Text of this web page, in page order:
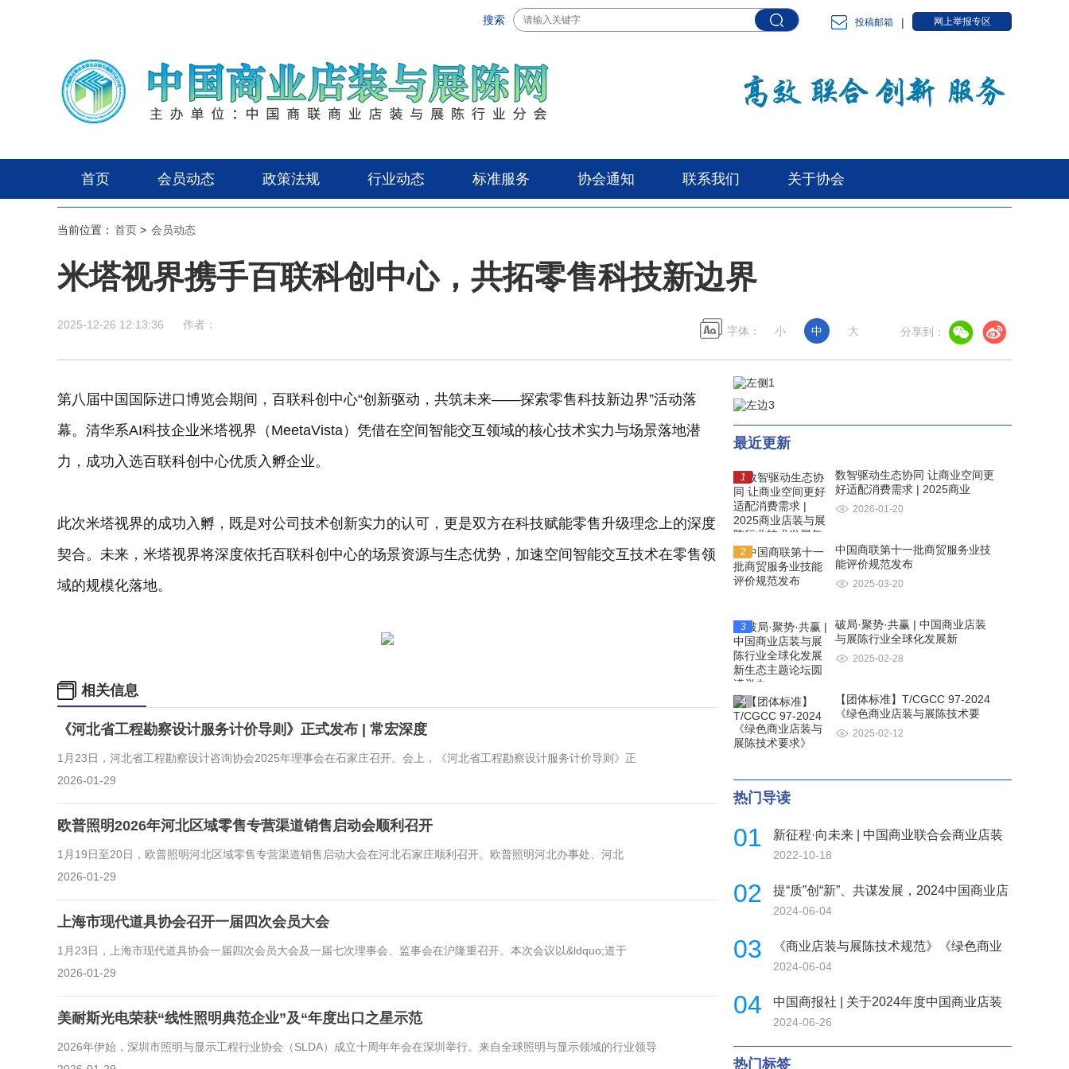
投稿邮箱 | 网上举报专区
搜索
首页 会员动态 政策法规 行业动态 标准服务 协会通知 联系我们 关于协会
当前位置： 首页 > 会员动态
米塔视界携手百联科创中心，共拓零售科技新边界
2025-12-26 12:13:36 作者： 字体： 小 中 大 分享到：
第八届中国国际进口博览会期间，百联科创中心“创新驱动，共筑未来——探索零售科技新边界”活动落
幕。清华系AI科技企业米塔视界（MeetaVista）凭借在空间智能交互领域的核心技术实力与场景落地潜
力，成功入选百联科创中心优质入孵企业。
此次米塔视界的成功入孵，既是对公司技术创新实力的认可，更是双方在科技赋能零售升级理念上的深度
契合。未来，米塔视界将深度依托百联科创中心的场景资源与生态优势，加速空间智能交互技术在零售领
域的规模化落地。
相关信息
《河北省工程勘察设计服务计价导则》正式发布 | 常宏深度
1月23日，河北省工程勘察设计咨询协会2025年理事会在石家庄召开。会上，《河北省工程勘察设计服务计价导则》正
2026-01-29
欧普照明2026年河北区域零售专营渠道销售启动会顺利召开
1月19日至20日，欧普照明河北区域零售专营渠道销售启动大会在河北石家庄顺利召开。欧普照明河北办事处、河北
2026-01-29
上海市现代道具协会召开一届四次会员大会
1月23日，上海市现代道具协会一届四次会员大会及一届七次理事会、监事会在沪隆重召开。本次会议以&ldquo;道于
2026-01-29
美耐斯光电荣获“线性照明典范企业”及“年度出口之星示范
2026年伊始，深圳市照明与显示工程行业协会（SLDA）成立十周年年会在深圳举行。来自全球照明与显示领域的行业领导
最近更新
1
数智驱动生态协同 让商业空间更
好适配消费需求 | 2025商业
2026-01-20
2
中国商联第十一批商贸服务业技
能评价规范发布
2025-03-20
3
破局·聚势·共赢 | 中国商业店装
与展陈行业全球化发展新
2025-02-28
4
【团体标准】T/CGCC 97-2024
《绿色商业店装与展陈技术要
2025-02-12
热门导读
01
新征程·向未来 | 中国商业联合会商业店装
与展陈行业分会
2022-10-18
02
提“质”创“新”、共谋发展，2024中国商业店
装与展陈行业发
2024-06-04
03
《商业店装与展陈技术规范》《绿色商业
店铺评价规范》等团
2024-06-04
04
中国商报社 | 关于2024年度中国商业店装
与展陈行业首批优
2024-06-26
热门标签